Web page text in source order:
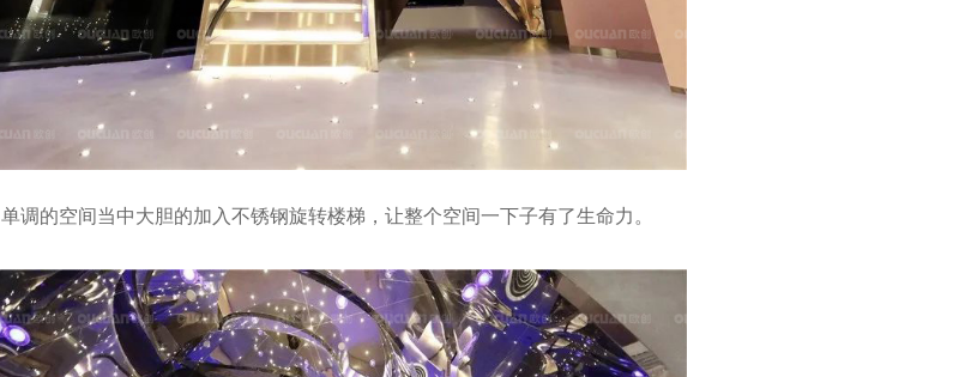
单调的空间当中大胆的加入不锈钢旋转楼梯，让整个空间一下子有了生命力。